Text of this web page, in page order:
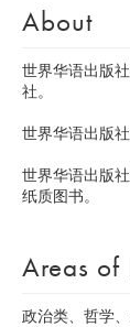
About
世界华语出版
社。
世界华语出版
世界华语出版
纸质图书。
Areas of
政治类、哲学